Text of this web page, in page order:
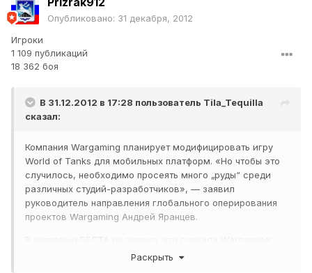
Опубликовано: 31 декабря, 2012
Игроки
1 109 публикаций
18 362 боя
В 31.12.2012 в 17:28 пользователь Tila_Tequilla
сказал:
Компания Wargaming планирует модифицировать игру
World of Tanks для мобильных платформ. «Но чтобы это
случилось, необходимо просеять много „руды“ среди
различных студий-разработчиков», — заявил
руководитель направления глобального оперирования
проектов Wargaming Андрей Яранцев.
проведет серию исследований: создаст небольшой
Раскрыть